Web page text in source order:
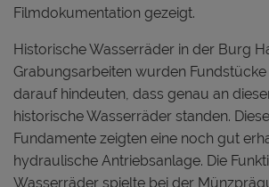
Filmdokumentation gezeigt.
Historische Wasserräder in der Burg
Grabungsarbeiten wurden
darauf hindeuten, dass genau an
historische Wasserräder standen.
Fundamente zeigten eine noch gut
hydraulische Antriebsanlage. Die
Wasserräder spielte bei der